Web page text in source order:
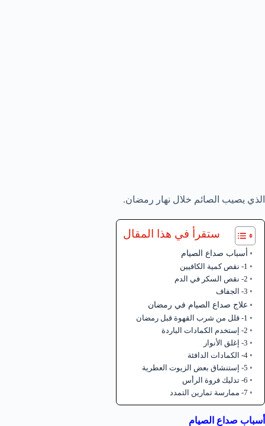
الذي يصيب الصائم خلال نهار رمضان.
ستقرأ في هذا المقال
أسباب صداع الصيام
1- نقص كمية الكافيين
2- نقص السكر في الدم
3- الجفاف
علاج صداع الصيام في رمضان
1- قلل من شرب القهوة قبل رمضان
2- إستخدم الكمادات الباردة
3- إغلق الأنوار
4- الكمادات الدافئة
5- إستنشاق بعض الزيوت العطرية
6- تدليك فروة الرأس
7- ممارسة تمارين التمدد
أسباب صداع الصيام